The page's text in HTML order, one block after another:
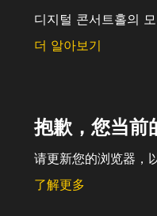
디지털 콘서트홀의
더 알아보기
抱歉，您当前
请更新您的浏览器，
了解更多